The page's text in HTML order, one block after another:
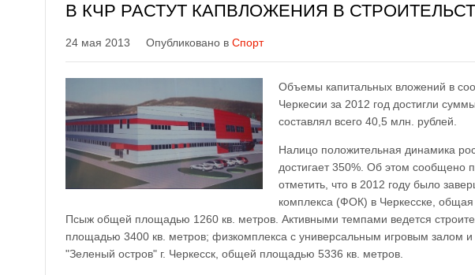
В КЧР РАСТУТ КАПВЛОЖЕНИЯ В
24 мая 2013 Опубликовано в Спорт
Объемы капитальных вложений в
Черкесии за 2012 год достигли
составлял всего 40,5 млн. рублей.
Налицо положительная динамика
достигает 350%. Об этом сообщено
отметить, что в 2012 году было
комплекса (ФОК) в Черкесске,
Псыж общей площадью 1260 кв. метров. Активными темпами ведется
площадью 3400 кв. метров; физкомплекса с универсальным игровым залом
"Зеленый остров" г. Черкесск, общей площадью 5336 кв. метров.